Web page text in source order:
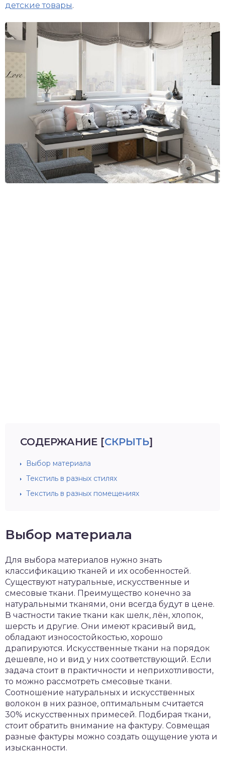
детские товары.
СОДЕРЖАНИЕ [СКРЫТЬ]
Выбор материала
Текстиль в разных стилях
Текстиль в разных помещениях
Выбор материала
Для выбора материалов нужно знать
классификацию тканей и их особенностей.
Существуют натуральные, искусственные и
смесовые ткани. Преимущество конечно за
натуральными тканями, они всегда будут в цене.
В частности такие ткани как шелк, лён, хлопок,
шерсть и другие. Они имеют красивый вид,
обладают износостойкостью, хорошо
драпируются. Искусственные ткани на порядок
дешевле, но и вид у них соответствующий. Если
задача стоит в практичности и неприхотливости,
то можно рассмотреть смесовые ткани.
Соотношение натуральных и искусственных
волокон в них разное, оптимальным считается
30% искусственных примесей. Подбирая ткани,
стоит обратить внимание на фактуру. Совмещая
разные фактуры можно создать ощущение уюта и
изысканности.